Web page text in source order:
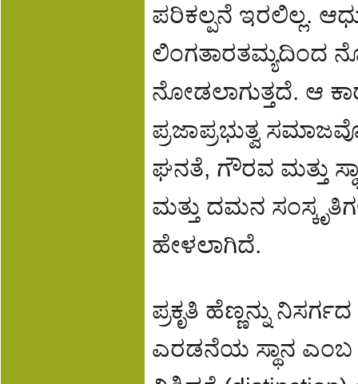
ಪರಿಕಲ್ಪನೆ ಇರಲಿಲ್ಲ.
ಲಿಂಗತಾರತಮ್ಯದಿಂದ
ನೋಡಲಾಗುತ್ತದೆ. ಆ
ಪ್ರಜಾಪ್ರಭುತ್ವ
ಘನತೆ, ಗೌರವ ಮತ್ತು
ಮತ್ತು ದಮನ
ಹೇಳಲಾಗಿದೆ.
ಪ್ರಕೃತಿ ಹೆಣ್ಣನ್ನು
ಎರಡನೆಯ ಸ್ಥಾನ ಎಂಬ